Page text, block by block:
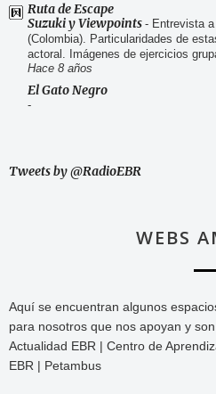
Ruta de Escape
Suzuki y Viewpoints - Entrevista
(Colombia). Particularidades de
actoral. Imágenes de ejercicios
Hace 8 años
El Gato Negro
-
Tweets by @RadioEBR
WEBS
Aquí se encuentran algunos
para nosotros que nos apoyan y
Actualidad EBR | Centro de
EBR | Petambus